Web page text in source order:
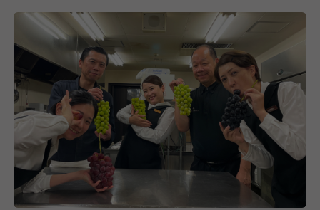
アテンドする体制をとっています。
私たちが何よりも大切にしているのは、お客様が1番
にどう過ごせるかということです。 料理も、サービ
スも、清掃も、すべてはお客様に気持ちよく過ごして
いただくためのピースのひとつ。 この想いを大切に
してきたからこそ、おかげさまで多くのお客様から高
い評価をいただき、2021年にはトリップアドバイザ
ーの小規模ホテル部門でアジア2位、世界9位にランク
インしました。
これからもこの想いは忘れず、お客様一人ひとりに寄